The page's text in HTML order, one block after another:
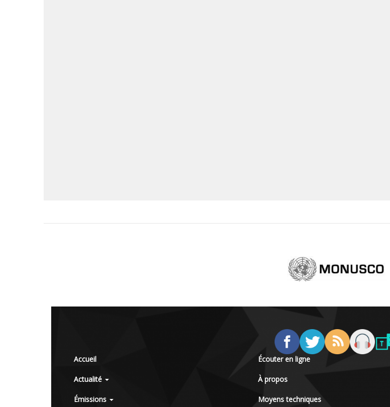
Accueil
Actualité
Émissions
Écouter en ligne
À propos
Moyens techniques